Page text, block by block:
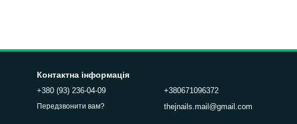
Контактна інформація
+380 (93) 236-04-09
Передзвонити вам?
+380671096372
thejnails.mail@gmail.com